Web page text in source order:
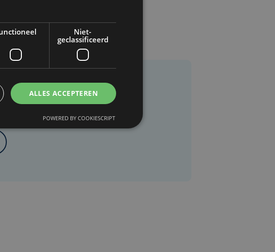
Niet-
geclassificeerd
ALLES ACCEPTEREN
POWERED BY COOKIESCRIPT